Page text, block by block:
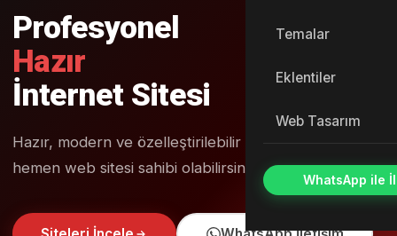
Temalar
Eklentiler
Web Tasarım
WhatsApp ile
Profesyonel
Hazır
İnternet Sitesi
Hazır, modern ve özelleştirilebilir hazır sitelerimiz ile
hemen web sitesi sahibi olabilirsiniz.